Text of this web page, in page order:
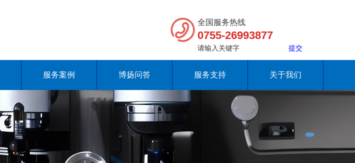
全国服务热线
0755-26993877
服务案例 博扬问答 服务支持 关于我们